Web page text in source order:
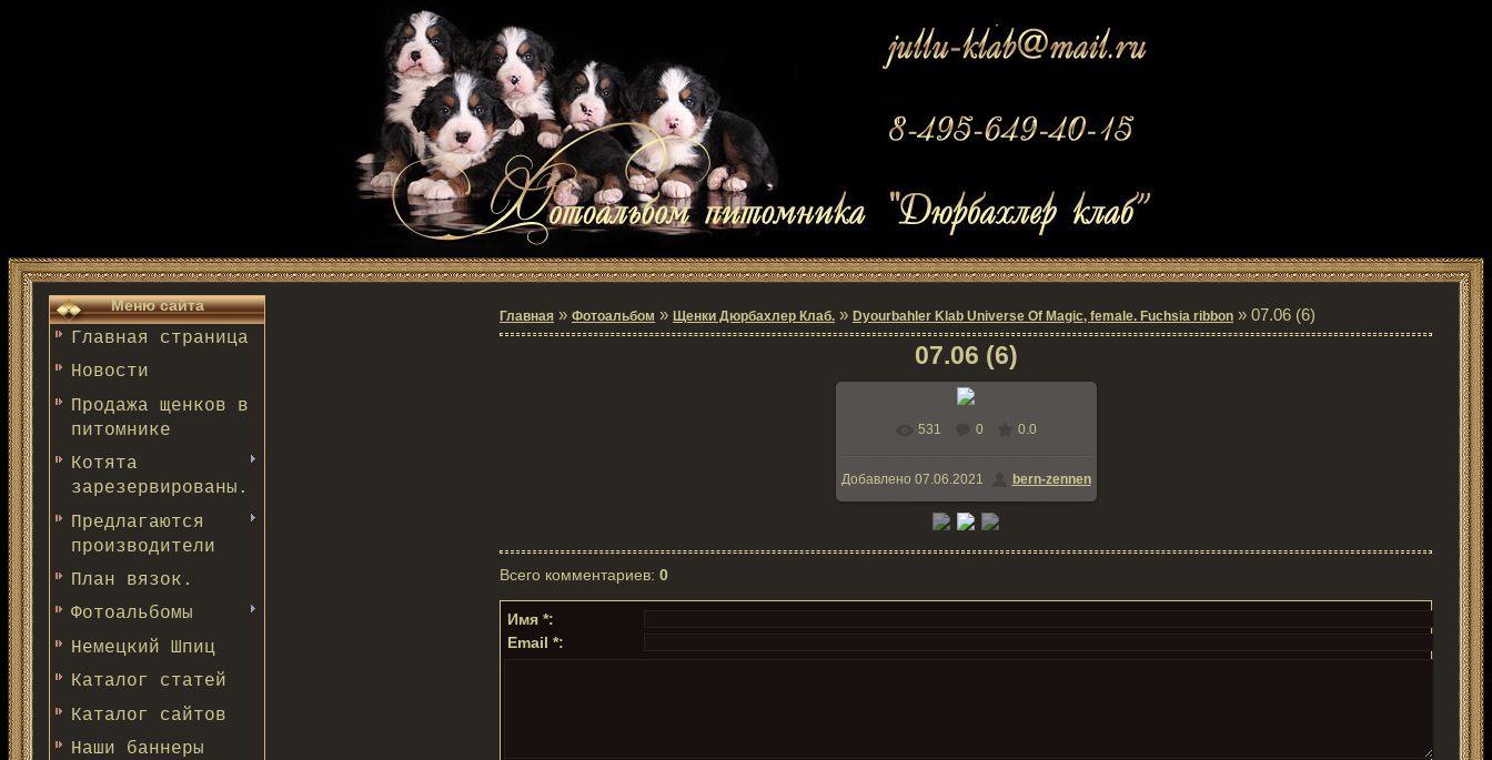
Меню сайта
Главная страница
Новости
Продажа щенков в
питомнике
Котята
зарезервированы.
Предлагаются
производители
План вязок.
Фотоальбомы
Немецкий Шпиц
Каталог статей
Каталог сайтов
Наши баннеры
Главная » Фотоальбом » Щенки Дюрбахлер Клаб. » Dyourbahler Klab Universe Of Magic, female. Fuchsia ribbon » 07.06 (6)
07.06 (6)
В реальном размере 800x534
192.6Kb
531 0 0.0
Добавлено 07.06.2021 bern-zennen
Всего комментариев: 0
Имя *:
Email *: